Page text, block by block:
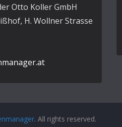
Otto Koller GmbH
H. Wollner Strasse
. All rights reserved.